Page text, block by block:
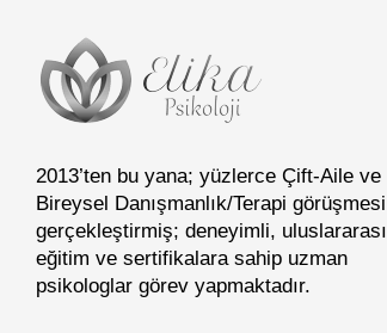
2013’ten bu yana; yüzlerce Çift-Aile ve
Bireysel Danışmanlık/Terapi görüşmesi
gerçekleştirmiş; deneyimli, uluslararası
eğitim ve sertifikalara sahip uzman
psikologlar görev yapmaktadır.